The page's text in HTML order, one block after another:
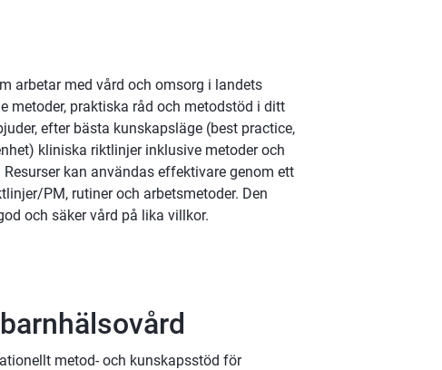
arbetar med vård och omsorg i landets
metoder, praktiska råd och metodstöd i ditt
efter bästa kunskapsläge (best practice,
kliniska riktlinjer inklusive metoder och
kan användas effektivare genom ett
PM, rutiner och arbetsmetoder. Den
och säker vård på lika villkor.
metod- och kunskapsstöd för